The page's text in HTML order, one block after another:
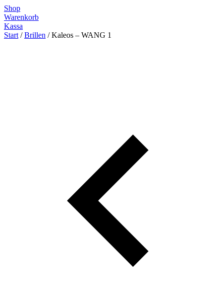
Zum
Inhalt
springen
Shop
Warenkorb
Kassa
Start /Brillen / Kaleos – WANG 1